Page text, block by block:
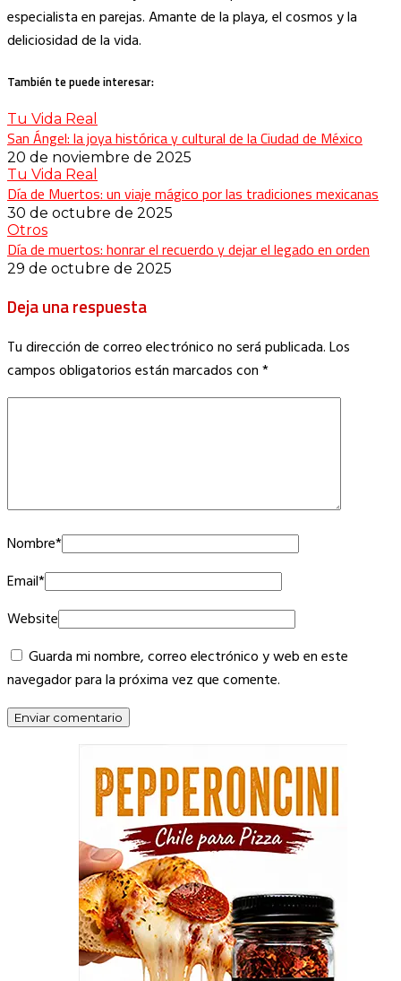
especialista en parejas. Amante de la playa, el cosmos y la
deliciosidad de la vida.
También te puede interesar:
Tu Vida Real
San Ángel: la joya histórica y cultural de la Ciudad de México
20 de noviembre de 2025
Tu Vida Real
Día de Muertos: un viaje mágico por las tradiciones mexicanas
30 de octubre de 2025
Otros
Día de muertos: honrar el recuerdo y dejar el legado en orden
29 de octubre de 2025
Deja una respuesta
Tu dirección de correo electrónico no será publicada.Los
campos obligatorios están marcados con*
Nombre*
Email*
Website
Guarda mi nombre, correo electrónico y web en este
navegador para la próxima vez que comente.